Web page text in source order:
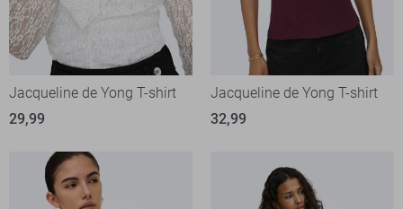
Jacqueline de Yong T-shirt
29,99
Jacqueline de Yong T-shirt
32,99